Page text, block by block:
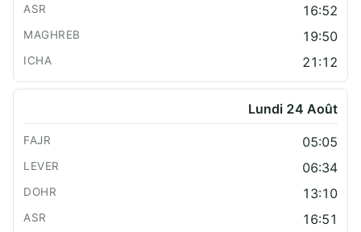
16:52
19:50
21:12
Lundi 24 Août
05:05
06:34
13:10
16:51